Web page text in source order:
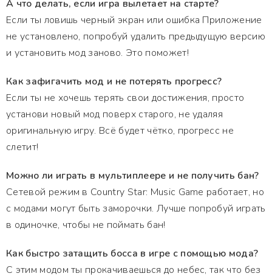
А что делать, если игра вылетает на старте?
Если ты ловишь черный экран или ошибка Приложение
не установлено, попробуй удалить предыдущую версию
и установить мод заново. Это поможет!
Как зафигачить мод и не потерять прогресс?
Если ты не хочешь терять свои достижения, просто
установи новый мод поверх старого, не удаляя
оригинальную игру. Всё будет чётко, прогресс не
слетит!
Можно ли играть в мультиплеере и не получить бан?
Сетевой режим в Country Star: Music Game работает, но
с модами могут быть заморочки. Лучше попробуй играть
в одиночке, чтобы не поймать бан!
Как быстро затащить босса в игре с помощью мода?
С этим модом ты прокачиваешься до небес, так что без